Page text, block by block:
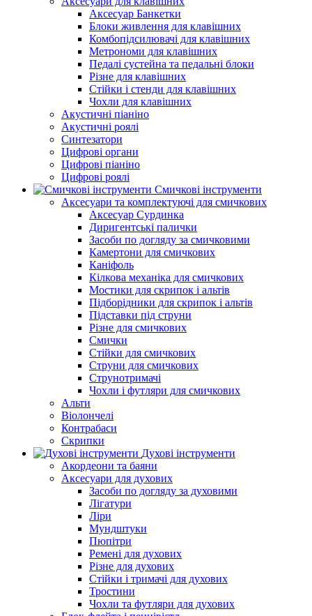
Аксесуар Банкетки
Блоки живлення для клавішних
Комбопідсилювачі для клавішних
Метрономи для клавішних
Педалі сустейна та педальні блоки
Різне для клавішних
Стійки і стенди для клавішних
Чохли для клавішних
Акустичні піаніно
Акустичні роялі
Синтезатори
Цифрові органи
Цифрові піаніно
Цифрові роялі
Смичкові інструменти
Аксесуари та комплектуючі для смичкових
Аксесуар Сурдинка
Диригентські палички
Засоби по догляду за смичковими
Камертони для смичкових
Каніфоль
Кілкова механіка для смичкових
Мостики для скрипок і альтів
Підборiдники для скрипок і альтів
Підставки під струни
Різне для смичкових
Смички
Стійки для смичкових
Струни для смичкових
Струнотримачі
Чохли і футляри для смичкових
Альти
Віолончелі
Контрабаси
Скрипки
Духові інструменти
Акордеони та баяни
Аксесуари для духових
Засоби по догляду за духовими
Лігатури
Ліри
Мундштуки
Пюпітри
Ремені для духових
Різне для духових
Стійки і тримачі для духових
Тростини
Чохли та футляри для духових